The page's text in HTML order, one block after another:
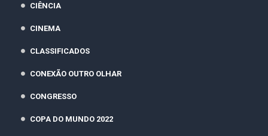
CIÊNCIA
CINEMA
CLASSIFICADOS
CONEXÃO OUTRO OLHAR
CONGRESSO
COPA DO MUNDO 2022